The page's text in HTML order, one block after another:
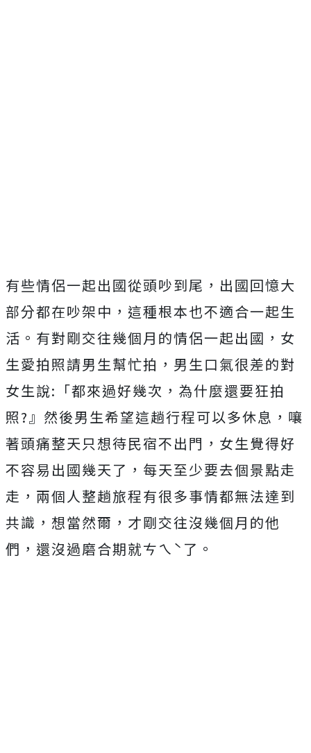
有些情侶一起出國從頭吵到尾，出國回憶大
部分都在吵架中，這種根本也不適合一起生
活。有對剛交往幾個月的情侶一起出國，女
生愛拍照請男生幫忙拍，男生口氣很差的對
女生說:「都來過好幾次，為什麼還要狂拍
照?』然後男生希望這趟行程可以多休息，嚷
著頭痛整天只想待民宿不出門，女生覺得好
不容易出國幾天了，每天至少要去個景點走
走，兩個人整趟旅程有很多事情都無法達到
共識，想當然爾，才剛交往沒幾個月的他
們，還沒過磨合期就ㄘㄟˋ了。